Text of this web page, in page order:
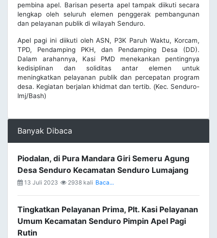
pembina apel. Barisan peserta apel tampak diikuti secara
lengkap oleh seluruh elemen penggerak pembangunan
dan pelayanan publik di wilayah Senduro.
Apel pagi ini diikuti oleh ASN, P3K Paruh Waktu, Korcam,
TPD, Pendamping PKH, dan Pendamping Desa (DD).
Dalam arahannya, Kasi PMD menekankan pentingnya
kedisiplinan dan soliditas antar elemen untuk
meningkatkan pelayanan publik dan percepatan program
desa. Kegiatan berjalan khidmat dan tertib. (Kec. Senduro-
lmj/Bash)
Banyak Dibaca
Piodalan, di Pura Mandara Giri Semeru Agung
Desa Senduro Kecamatan Senduro Lumajang
13 Juli 2023 2938 kali Baca...
Tingkatkan Pelayanan Prima, Plt. Kasi Pelayanan
Umum Kecamatan Senduro Pimpin Apel Pagi
Rutin